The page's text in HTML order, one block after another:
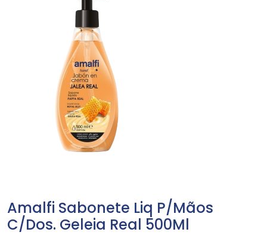
Amalfi Sabonete Liq P/Mãos
C/Dos. Geleia Real 500Ml